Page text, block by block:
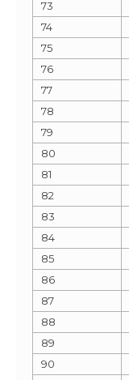
73
74
75
76
77
78
79
80
81
82
83
84
85
86
87
88
89
90